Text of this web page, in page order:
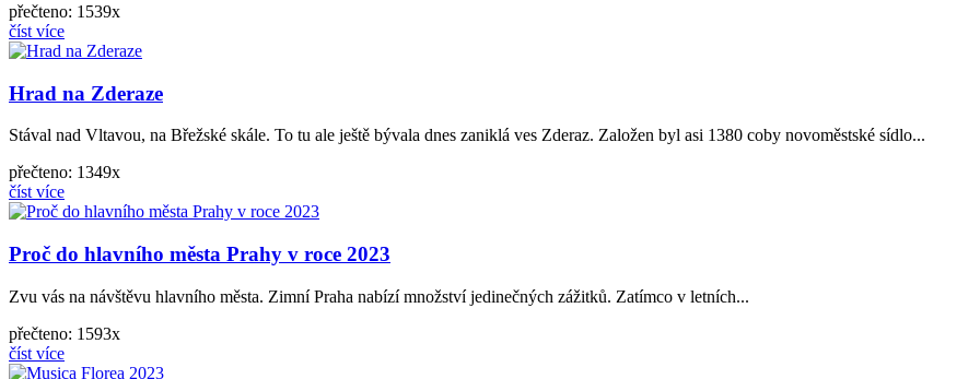
přečteno: 1539x
číst více
Hrad na Zderaze
Stával nad Vltavou, na Břežské skále. To tu ale ještě bývala dnes zaniklá ves Zderaz. Založen byl asi 1380 coby novoměstské sídlo...
přečteno: 1349x
číst více
Proč do hlavního města Prahy v roce 2023
Zvu vás na návštěvu hlavního města. Zimní Praha nabízí množství jedinečných zážitků. Zatímco v letních...
přečteno: 1593x
číst více